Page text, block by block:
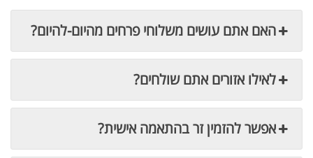
האם אתם עושים משלוחי פרחים מהיום-להיום?
לאילו אזורים אתם שולחים?
אפשר להזמין זר בהתאמה אישית?